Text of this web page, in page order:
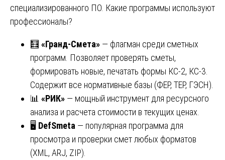
специализированного ПО. Какие программы используют
профессионалы?
🧮 «Гранд-Смета» — флагман среди сметных
программ. Позволяет проверять сметы,
формировать новые, печатать формы КС-2, КС-3.
Содержит все нормативные базы (ФЕР, ТЕР, ГЭСН).
📊 «РИК» — мощный инструмент для ресурсного
анализа и расчета стоимости в текущих ценах.
🖥️ DefSmeta — популярная программа для
просмотра и проверки смет любых форматов
(XML, ARJ, ZIP).